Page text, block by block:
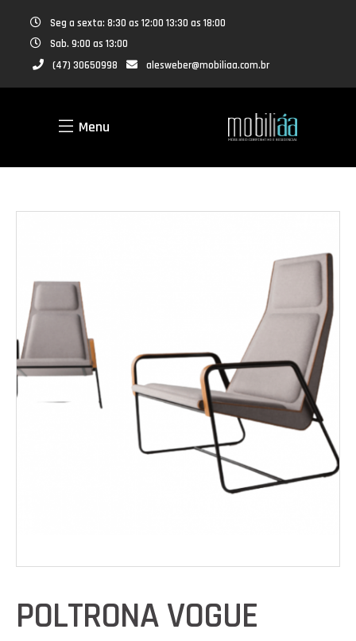
Seg a sexta: 8:30 as 12:00 13:30 as 18:00
Sab. 9:00 as 13:00
(47) 30650998
alesweber@mobiliaa.com.br
Menu
POLTRONA VOGUE